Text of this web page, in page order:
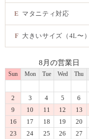
E マタニティ対応
F 大きいサイズ（4L〜）
8月の営業日
Sun Mon Tue Wed Thu
2
3 4 5 6
9
10 11 12 13
16
17 18 19 20
23
24 25 26 27